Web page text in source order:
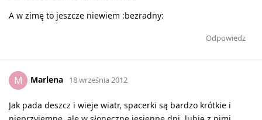
A w zimę to jeszcze niewiem :bezradny:
Odpowiedz
M Marlena 18 września 2012
Jak pada deszcz i wieje wiatr, spacerki są bardzo krótkie i